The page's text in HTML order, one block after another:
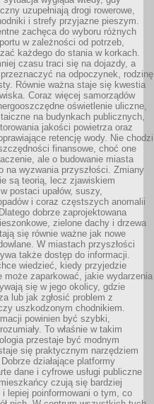
uzupełniają drogi rowerowe,
i strefy przyjazne pieszym.
zachęca do wyboru różnych
w zależności od potrzeb,
każdego do stania w korkach.
czasu traci się na dojazdy, a
na odpoczynek, rodzinę
Równie ważna staje się kwestia
Coraz więcej samorządów
oświetlenie uliczne,
na budynkach publicznych,
jakości powietrza oraz
retencję wody. Nie chodzi
finansowe, choć one
ale o budowanie miasta
na wyzwania przyszłości. Zmiany
są teorią, lecz zjawiskiem
postaci upałów, suszy,
i coraz częstszych anomalii
dobrze zaprojektowana
zielone dachy i drzewa
się równie ważne jak nowe
W miastach przyszłości
także dostęp do informacji.
wiedzieć, kiedy przyjedzie
może zaparkować, jakie wydarzenia
się w jego okolicy, gdzie
lub jak zgłosić problem z
uszkodzonym chodnikiem.
powinien być szybki,
To właśnie w takim
przestaje być modnym
się praktycznym narzędziem
działające platformy
dane i cyfrowe usługi publiczne
czują się bardziej
i lepiej poinformowani o tym, co